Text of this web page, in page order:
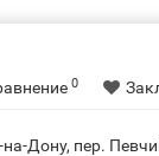
0
на-Дону, пер.